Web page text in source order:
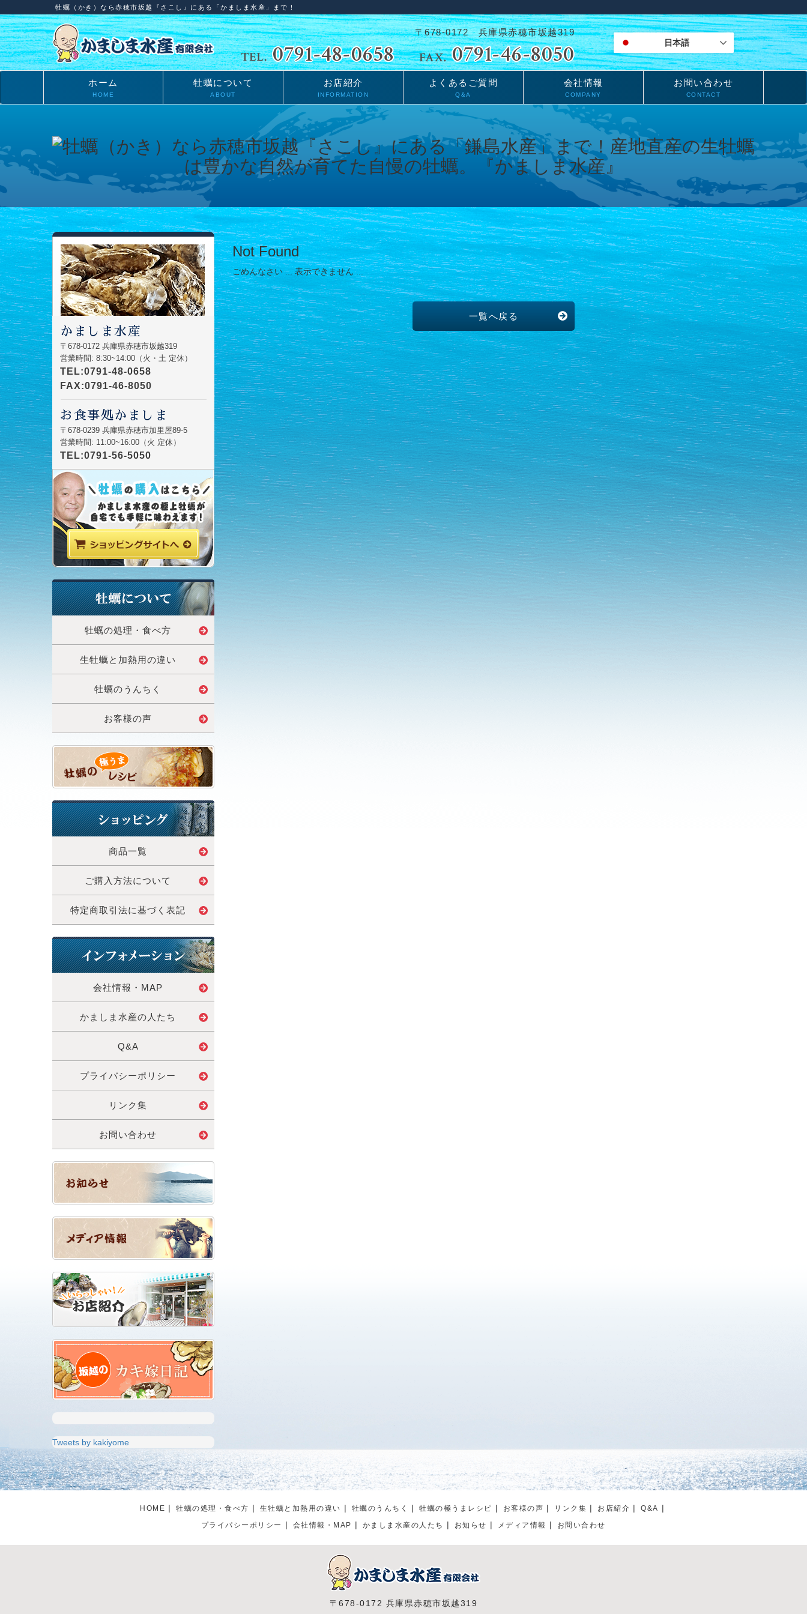
牡蠣（かき）なら赤穂市坂越『さこし』にある「かましま水産」まで！
〒678-0172 兵庫県赤穂市坂越319
日本語
ホーム
HOME
牡蠣について
ABOUT
お店紹介
INFORMATION
よくあるご質問
Q&A
会社情報
COMPANY
お問い合わせ
CONTACT
Not Found
ごめんなさい ... 表示できません ...
一覧へ戻る
かましま水産
〒678-0172 兵庫県赤穂市坂越319
営業時間: 8:30~14:00（火・土 定休）
TEL:0791-48-0658
FAX:0791-46-8050
お食事処かましま
〒678-0239 兵庫県赤穂市加里屋89-5
営業時間: 11:00~16:00（火 定休）
TEL:0791-56-5050
牡蠣の処理・食べ方
生牡蠣と加熱用の違い
牡蠣のうんちく
お客様の声
商品一覧
ご購入方法について
特定商取引法に基づく表記
会社情報・MAP
かましま水産の人たち
Q&A
プライバシーポリシー
リンク集
お問い合わせ
Tweets by kakiyome
HOME 牡蠣の処理・食べ方 生牡蠣と加熱用の違い 牡蠣のうんちく 牡蠣の極うまレシピ お客様の声 リンク集 お店紹介
Q&A
プライパシーポリシー
会社情報・MAP かましま水産の人たち お知らせ メディア情報 お問い合わせ
〒678-0172 兵庫県赤穂市坂越319